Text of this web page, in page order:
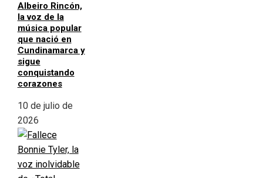
Albeiro Rincón,
la voz de la
música popular
que nació en
Cundinamarca y
sigue
conquistando
corazones
10 de julio de
2026